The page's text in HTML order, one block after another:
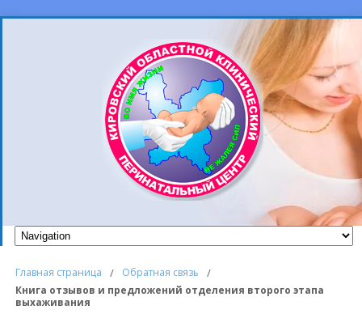
Главная страница / Обратная связь /
Книга отзывов и предложений отделения второго этапа
выхаживания